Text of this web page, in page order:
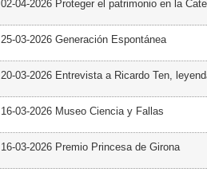
02-04-2026 Proteger el patrimonio en la
25-03-2026 Generación Espontánea
20-03-2026 Entrevista a Ricardo Ten,
16-03-2026 Museo Ciencia y Fallas
16-03-2026 Premio Princesa de Girona